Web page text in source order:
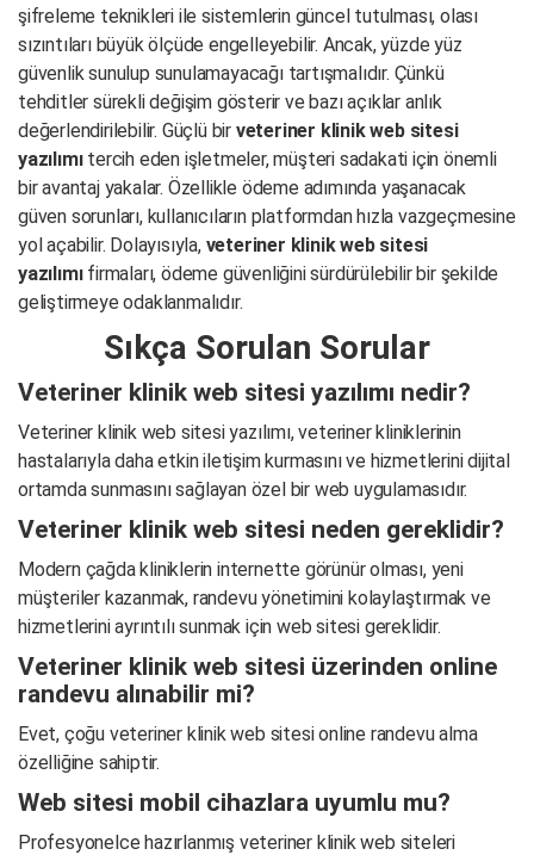
şifreleme teknikleri ile sistemlerin güncel tutulması, olası
sızıntıları büyük ölçüde engelleyebilir. Ancak, yüzde yüz
güvenlik sunulup sunulamayacağı tartışmalıdır. Çünkü
tehditler sürekli değişim gösterir ve bazı açıklar anlık
değerlendirilebilir. Güçlü bir veteriner klinik web sitesi
yazılımıtercih eden işletmeler, müşteri sadakati için önemli
bir avantaj yakalar. Özellikle ödeme adımında yaşanacak
güven sorunları, kullanıcıların platformdan hızla vazgeçmesine
yol açabilir. Dolayısıyla, veteriner klinik web sitesi
yazılımıfirmaları, ödeme güvenliğini sürdürülebilir bir şekilde
geliştirmeye odaklanmalıdır.
Sıkça Sorulan Sorular
Veteriner klinik web sitesi yazılımı nedir?
Veteriner klinik web sitesi yazılımı, veteriner kliniklerinin
hastalarıyla daha etkin iletişim kurmasını ve hizmetlerini dijital
ortamda sunmasını sağlayan özel bir web uygulamasıdır.
Veteriner klinik web sitesi neden gereklidir?
Modern çağda kliniklerin internette görünür olması, yeni
müşteriler kazanmak, randevu yönetimini kolaylaştırmak ve
hizmetlerini ayrıntılı sunmak için web sitesi gereklidir.
Veteriner klinik web sitesi üzerinden online
randevu alınabilir mi?
Evet, çoğu veteriner klinik web sitesi online randevu alma
özelliğine sahiptir.
Web sitesi mobil cihazlara uyumlu mu?
Profesyonelce hazırlanmış veteriner klinik web siteleri